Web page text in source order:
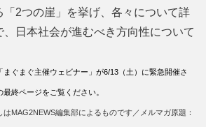
「2つの崖」を挙げ、各々について詳
日本社会が進むべき方向性について
まぐまぐ主催ウェビナー」が6/13（土）に緊急開催さ
終ページをご覧ください。
MAG2NEWS編集部によるものです／メルマガ原題：